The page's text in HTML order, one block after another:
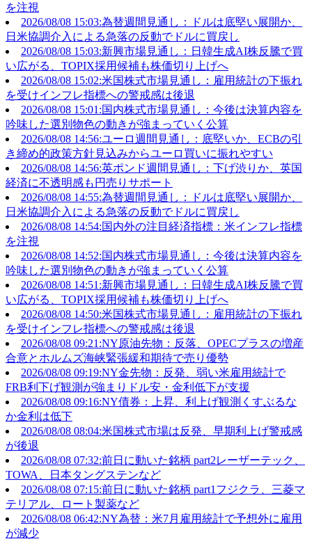
を注視
2026/08/08 15:03:為替週間見通し：ドルは底堅い展開か、
日米協調介入による急落の反動でドルに買戻し
2026/08/08 15:03:新興市場見通し：日韓生成AI株反騰で買
い広がる、TOPIX採用候補も株価切り上げへ
2026/08/08 15:02:米国株式市場見通し：雇用統計の下振れ
を受けインフレ指標への警戒感は後退
2026/08/08 15:01:国内株式市場見通し：今後は決算内容を
吟味した選別物色の動きが強まっていく公算
2026/08/08 14:56:ユーロ週間見通し：底堅いか、ECBの引
き締め的政策方針見込みからユーロ買いに振れやすい
2026/08/08 14:56:英ポンド週間見通し：下げ渋りか、英国
経済に不透明感も円売りサポート
2026/08/08 14:55:為替週間見通し：ドルは底堅い展開か、
日米協調介入による急落の反動でドルに買戻し
2026/08/08 14:54:国内外の注目経済指標：米インフレ指標
を注視
2026/08/08 14:52:国内株式市場見通し：今後は決算内容を
吟味した選別物色の動きが強まっていく公算
2026/08/08 14:51:新興市場見通し：日韓生成AI株反騰で買
い広がる、TOPIX採用候補も株価切り上げへ
2026/08/08 14:50:米国株式市場見通し：雇用統計の下振れ
を受けインフレ指標への警戒感は後退
2026/08/08 09:21:NY原油先物：反落、OPECプラスの増産
合意とホルムズ海峡緊張緩和期待で売り優勢
2026/08/08 09:19:NY金先物：反発、弱い米雇用統計で
FRB利下げ観測が強まりドル安・金利低下が支援
2026/08/08 09:16:NY債券：上昇、利上げ観測くすぶるな
か金利は低下
2026/08/08 08:04:米国株式市場は反発、早期利上げ警戒感
が後退
2026/08/08 07:32:前日に動いた銘柄 part2レーザーテック、
TOWA、日本タングステンなど
2026/08/08 07:15:前日に動いた銘柄 part1フジクラ、三菱マ
テリアル、ロート製薬など
2026/08/08 06:42:NY為替：米7月雇用統計で予想外に雇用
が減少